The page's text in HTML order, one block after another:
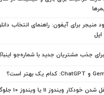
منیجر برای آیفون: راهنمای انتخاب
جذب مشتریان جدید با شماره‌جو
ویندوز 11 یا ویندوز 10 جلوگیری کنیم؟